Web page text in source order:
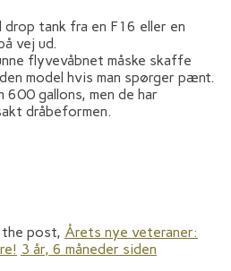
drop tank fra en F16 eller en
vej ud.
flyvevåbnet måske skaffe
model hvis man spørger pænt.
600 gallons, men de har
dråbeformen.
the post, Årets nye veteraner:
3 år, 6 måneder siden